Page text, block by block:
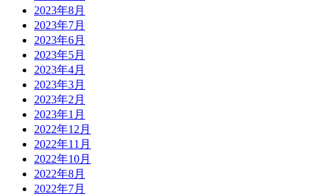
2023年8月
2023年7月
2023年6月
2023年5月
2023年4月
2023年3月
2023年2月
2023年1月
2022年12月
2022年11月
2022年10月
2022年8月
2022年7月